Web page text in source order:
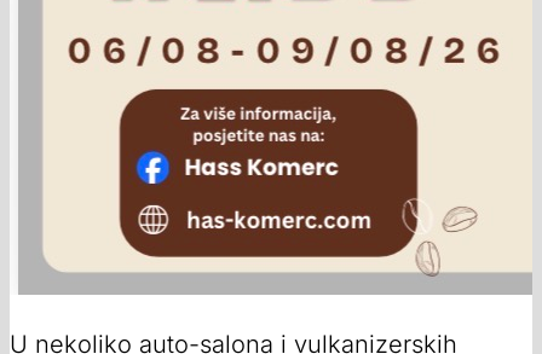
U nekoliko auto-salona i vulkanizerskih